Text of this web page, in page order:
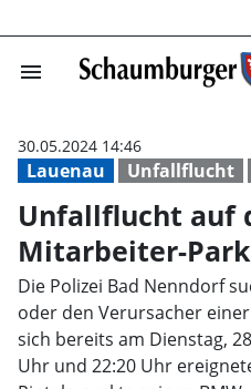
menu
Lauenau Unfallflucht
30.05.2024 14:46
Unfallflucht auf
Mitarbeiter-
Die Polizei Bad Nenndorf
oder den Verursacher
sich bereits am Dienstag,
Uhr und 22:20 Uhr